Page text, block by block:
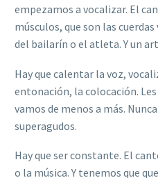
empezamos a vocalizar. El
músculos, que son las
del bailarín o el atleta. Y un
Hay que calentar la voz,
entonación, la colocación.
vamos de menos a más.
superagudos.
Hay que ser constante. El
o la música. Y tenemos que